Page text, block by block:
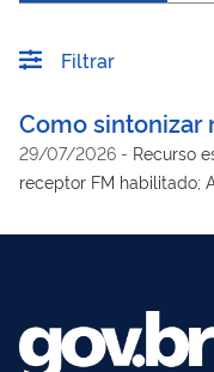
Filtrar
Como sintonizar
29/07/2026 - Recurso
receptor FM habilitado;